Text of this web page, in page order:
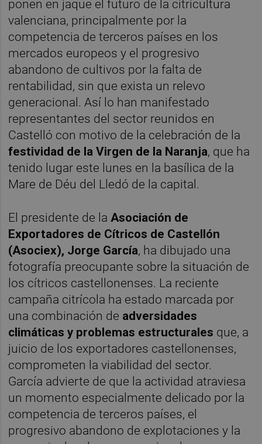
ponen en jaque el futuro de la citricultura
valenciana, principalmente por la
competencia de terceros países en los
mercados europeos y el progresivo
abandono de cultivos por la falta de
rentabilidad, sin que exista un relevo
generacional. Así lo han manifestado
representantes del sector reunidos en
Castelló con motivo de la celebración de la
festividad de la Virgen de la Naranja, que ha
tenido lugar este lunes en la basílica de la
Mare de Déu del Lledó de la capital.
El presidente de la Asociación de
Exportadores de Cítricos de Castellón
(Asociex), Jorge García, ha dibujado una
fotografía preocupante sobre la situación de
los cítricos castellonenses. La reciente
campaña citrícola ha estado marcada por
una combinación de adversidades
climáticas y problemas estructurales que, a
juicio de los exportadores castellonenses,
comprometen la viabilidad del sector.
García advierte de que la actividad atraviesa
un momento especialmente delicado por la
competencia de terceros países, el
progresivo abandono de explotaciones y la